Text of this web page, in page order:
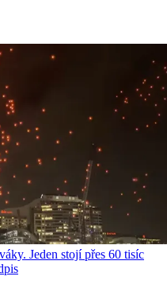
Jeden stojí přes 60 tisíc